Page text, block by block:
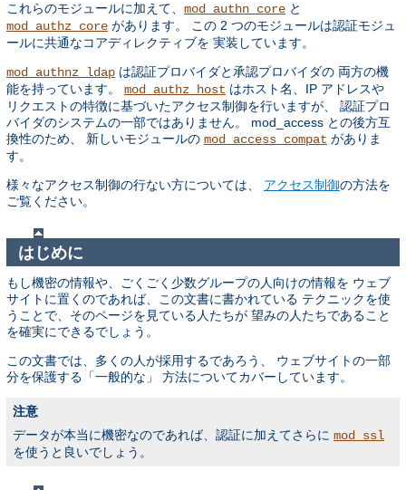
これらのモジュールに加えて、 mod_authn_core と
mod_authz_core があります。 この 2 つのモジュールは認証モジュ
ールに共通なコアディレクティブを 実装しています。
mod_authnz_ldap は認証プロバイダと承認プロバイダの 両方の機
能を持っています。 mod_authz_host はホスト名、IP アドレスや
リクエストの特徴に基づいたアクセス制御を行いますが、 認証プロ
バイダのシステムの一部ではありません。 mod_access との後方互
換性のため、 新しいモジュールの mod_access_compat がありま
す。
様々なアクセス制御の行ない方については、 アクセス制御の方法を
ご覧ください。
はじめに
もし機密の情報や、ごくごく少数グループの人向けの情報を ウェブ
サイトに置くのであれば、この文書に書かれている テクニックを使
うことで、そのページを見ている人たちが 望みの人たちであること
を確実にできるでしょう。
この文書では、多くの人が採用するであろう、 ウェブサイトの一部
分を保護する「一般的な」 方法についてカバーしています。
注意
データが本当に機密なのであれば、認証に加えてさらに mod_ssl
を使うと良いでしょう。